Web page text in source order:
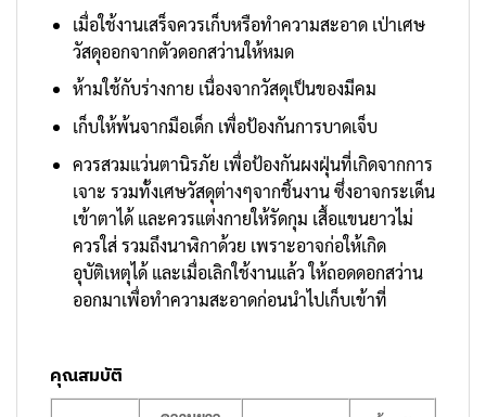
เมื่อใช้งานเสร็จควรเก็บหรือทำความสะอาด เป่าเศษ
วัสดุออกจากตัวดอกสว่านให้หมด
ห้ามใช้กับร่างกาย เนื่องจากวัสดุเป็นของมีคม
เก็บให้พ้นจากมือเด็ก เพื่อป้องกันการบาดเจ็บ
ควรสวมแว่นตานิรภัย เพื่อป้องกันผงฝุ่นที่เกิดจากการ
เจาะ รวมทั้งเศษวัสดุต่างๆจากชิ้นงาน ซึ่งอาจกระเด็น
เข้าตาได้ และควรแต่งกายให้รัดกุม เสื้อแขนยาวไม่
ควรใส่ รวมถึงนาฬิกาด้วย เพราะอาจก่อให้เกิด
อุบัติเหตุได้ และเมื่อเลิกใช้งานแล้ว ให้ถอดดอกสว่าน
ออกมาเพื่อทำความสะอาดก่อนนำไปเก็บเข้าที่
คุณสมบัติ